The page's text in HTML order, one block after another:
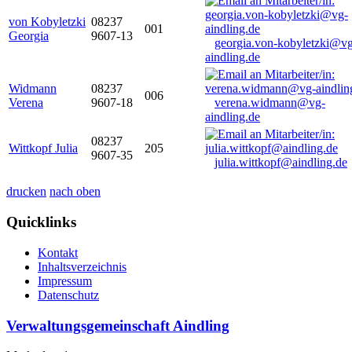
von Kobyletzki
Georgia
08237
9607-13
001
georgia.von-
aindling.de
Widmann
Verena
08237
9607-18
006
verena.widmann@vg-
aindling.de
Wittkopf Julia
08237
9607-35
205
julia.wittkopf@aindling.de
drucken nach oben
Quicklinks
Kontakt
Inhaltsverzeichnis
Impressum
Datenschutz
Verwaltungsgemeinschaft Aindling